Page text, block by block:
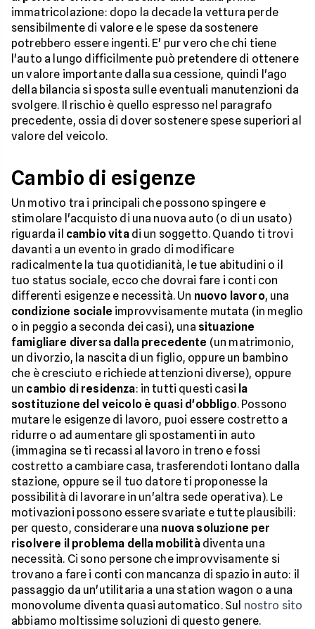
immatricolazione: dopo la decade la vettura perde
sensibilmente di valore e le spese da sostenere
potrebbero essere ingenti. E' pur vero che chi tiene
l'auto a lungo difficilmente può pretendere di ottenere
un valore importante dalla sua cessione, quindi l'ago
della bilancia si sposta sulle eventuali manutenzioni da
svolgere. Il rischio è quello espresso nel paragrafo
precedente, ossia di dover sostenere spese superiori al
valore del veicolo.
Cambio di esigenze
Un motivo tra i principali che possono spingere e
stimolare l'acquisto di una nuova auto (o di un usato)
riguarda il cambio vitadi un soggetto. Quando ti trovi
davanti a un evento in grado di modificare
radicalmente la tua quotidianità, le tue abitudini o il
tuo status sociale, ecco che dovrai fare i conti con
differenti esigenze e necessità. Un nuovo lavoro, una
condizione sociale improvvisamente mutata (in meglio
o in peggio a seconda dei casi), una situazione
famigliare diversa dalla precedente (un matrimonio,
un divorzio, la nascita di un figlio, oppure un bambino
che è cresciuto e richiede attenzioni diverse), oppure
un cambio di residenza: in tutti questi casi la
sostituzione del veicolo è quasi d'obbligo. Possono
mutare le esigenze di lavoro, puoi essere costretto a
ridurre o ad aumentare gli spostamenti in auto
(immagina se ti recassi al lavoro in treno e fossi
costretto a cambiare casa, trasferendoti lontano dalla
stazione, oppure se il tuo datore ti proponesse la
possibilità di lavorare in un'altra sede operativa). Le
motivazioni possono essere svariate e tutte plausibili:
per questo, considerare una nuova soluzione per
risolvere il problema della mobilitàdiventa una
necessità. Ci sono persone che improvvisamente si
trovano a fare i conti con mancanza di spazio in auto: il
passaggio da un'utilitaria a una station wagon o a una
monovolume diventa quasi automatico. Sul nostro sito
abbiamo moltissime soluzioni di questo genere.